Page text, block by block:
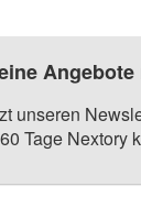
Angebote
unseren
Tage Nextory